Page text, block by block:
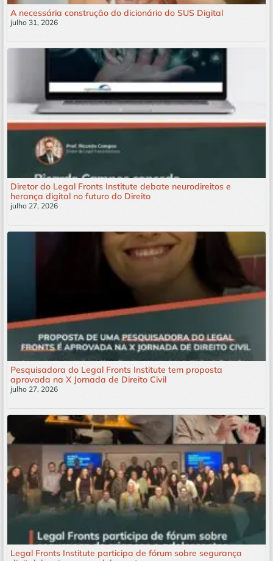
A necessária construção do dicionário do SUS Digital
julho 31, 2026
Diretor do Legal Fronts Institute debate neurodireitos e
herança digital no futuro do Direito
julho 27, 2026
Pesquisadora do Legal Fronts Institute tem proposta
aprovada na X Jornada de Direito Civil
julho 27, 2026
Legal Fronts Institute participa de fórum sobre segurança